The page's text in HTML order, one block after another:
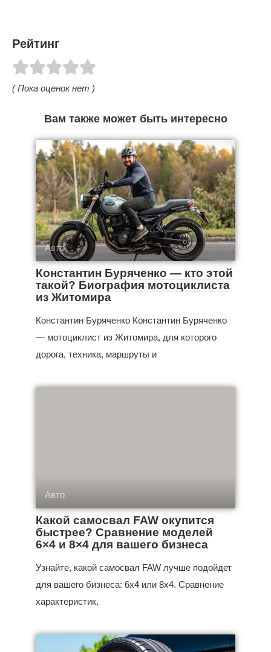
Рейтинг
( Пока оценок нет )
Вам также может быть интересно
Авто
Константин Буряченко — кто этой
такой? Биография мотоциклиста
из Житомира
Константин Буряченко Константин Буряченко
— мотоциклист из Житомира, для которого
дорога, техника, маршруты и
Авто
Какой самосвал FAW окупится
быстрее? Сравнение моделей
6×4 и 8×4 для вашего бизнеса
Узнайте, какой самосвал FAW лучше подойдет
для вашего бизнеса: 6x4 или 8x4. Сравнение
характеристик,